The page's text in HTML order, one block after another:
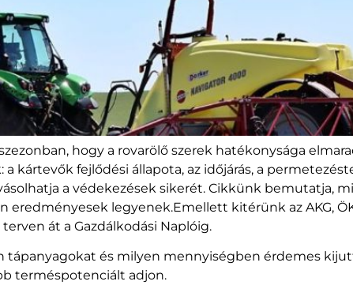
hogy a rovarölő szerek hatékonysága
kártevők fejlődési állapota, az időjárás, a
a védekezések sikerét. Cikkünk bemutatja,
legyenek.Emellett kitérünk az AKG,
át a Gazdálkodási Naplóig.
és milyen mennyiségben érdemes
terméspotenciált adjon.